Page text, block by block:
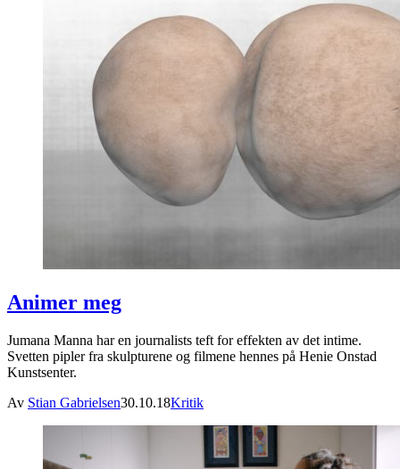
Animer meg
Jumana Manna har en journalists teft for effekten av det intime.
Svetten pipler fra skulpturene og filmene hennes på Henie Onstad
Kunstsenter.
Av Stian Gabrielsen30.10.18Kritik